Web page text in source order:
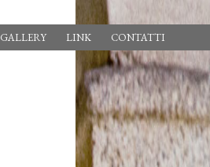
GALLERY LINK CONTATTI